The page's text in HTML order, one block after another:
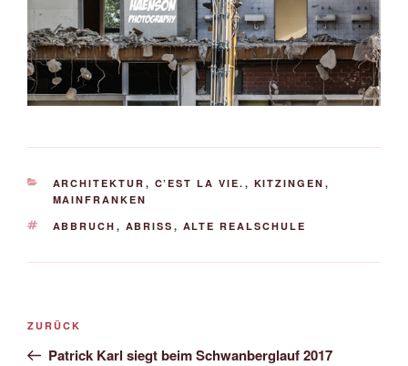
KATEGORIEN
ARCHITEKTUR , C’EST LA VIE. , KITZINGEN ,
MAINFRANKEN
SCHLAGWÖRTER
ABBRUCH , ABRISS , ALTE REALSCHULE
Beitrags-
Vorheriger
Beitrag
ZURÜCK
Patrick Karl siegt beim Schwanberglauf 2017